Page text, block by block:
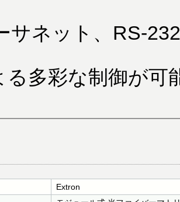
サネット、RS-
る多彩な制御が可
Extron